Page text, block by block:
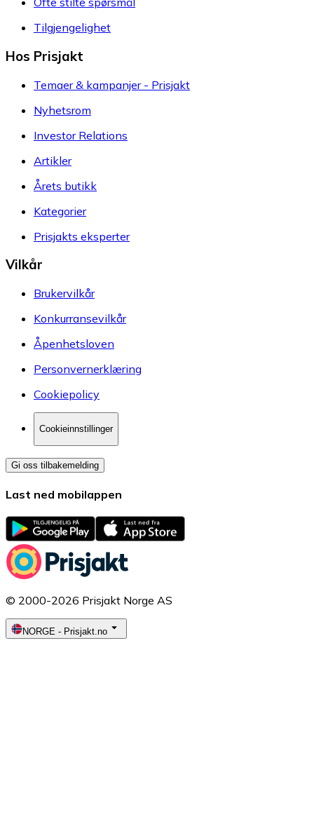
Tilgjengelighet
Hos Prisjakt
Temaer & kampanjer - Prisjakt
Nyhetsrom
Investor Relations
Artikler
Årets butikk
Kategorier
Prisjakts eksperter
Vilkår
Brukervilkår
Konkurransevilkår
Åpenhetsloven
Personvernerklæring
Cookiepolicy
Cookieinnstillinger
Gi oss tilbakemelding
Last ned mobilappen
© 2000-2026 Prisjakt Norge AS
NORGE - Prisjakt.no